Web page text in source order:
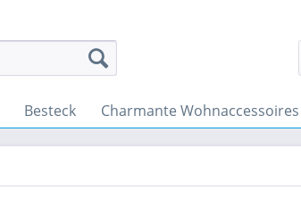
Besteck Charmante Wohnaccessoires